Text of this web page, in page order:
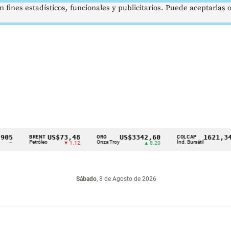
BRENT
Petróleo
US$73,48
▼ 1.12
ORO
Onza Troy
US$3342,60 COLCAP
Índ. Bursátil
1621,34 pts
Sábado, 8 de Agosto de 2026
fines estadísticos, funcionales y publicitarios. Puede aceptarlas